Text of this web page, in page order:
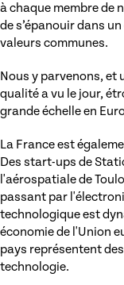
à chaque membre de
de s’épanouir dans
valeurs communes.
Nous y parvenons, et
qualité a vu le jour,
grande échelle en
La France est
Des start-ups de
l'aérospatiale de
passant par
technologique est
économie de l'Union
pays représentent
technologie.